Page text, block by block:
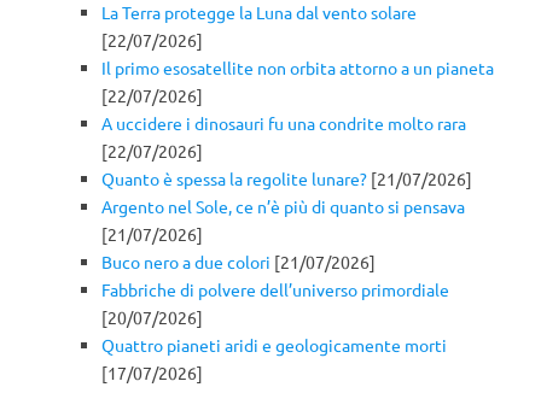
La Terra protegge la Luna dal vento solare
[22/07/2026]
Il primo esosatellite non orbita attorno a un pianeta
[22/07/2026]
A uccidere i dinosauri fu una condrite molto rara
[22/07/2026]
Quanto è spessa la regolite lunare? [21/07/2026]
Argento nel Sole, ce n’è più di quanto si pensava
[21/07/2026]
Buco nero a due colori [21/07/2026]
Fabbriche di polvere dell’universo primordiale
[20/07/2026]
Quattro pianeti aridi e geologicamente morti
[17/07/2026]